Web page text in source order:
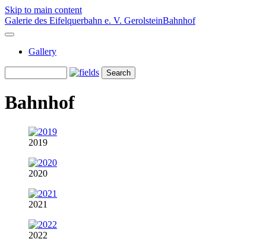
Skip to main content
Galerie des Eifelquerbahn e. V. GerolsteinBahnhof
Gallery
Bahnhof
2019
2020
2021
2022